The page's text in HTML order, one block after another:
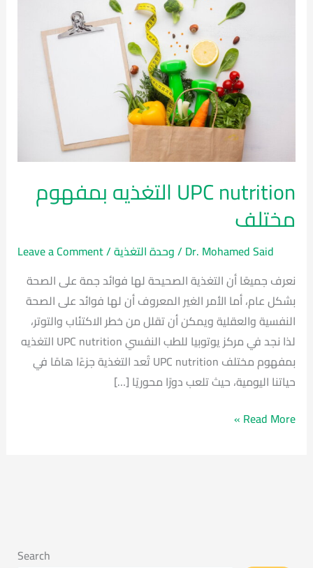
UPC nutrition التغذيه بمفهوم
مختلف
Leave a Comment/وحدة التغذية/Dr. Mohamed Said
نعرف جميعًا أن التغذية الصحيحة لها فوائد جمة على الصحة
بشكل عام، أما الأمر الغير المعروف أن لها فوائد على الصحة
النفسية والعقلية ويمكن أن تقلل من خطر الاكتئاب والتوتر،
لذا نجد في مركز يوتوبيا للطب النفسي UPC nutrition التغذيه
بمفهوم مختلف UPC nutrition تُعد التغذية جزءًا هامًا في
حياتنا اليومية، حيث تلعب دورًا محوريًا […]
Read More »
Search